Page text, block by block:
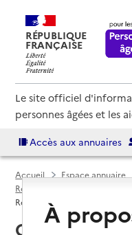
RÉPUBLIQUE
FRANÇAISE
Le site officiel
personnes âgées et les
Accès aux annuaires
Accueil
Espace annuaire
Résidences autonomie par
Résidence autonomie
Cambrai
À